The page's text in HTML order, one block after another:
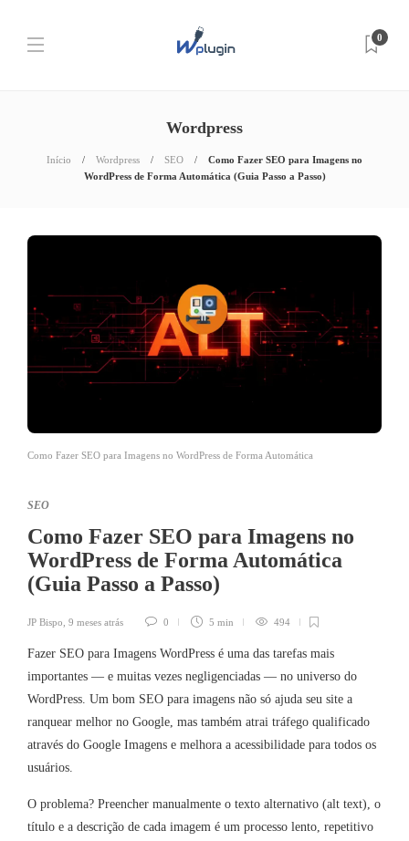
0
Wordpress
Início Wordpress SEO
Como Fazer SEO para Imagens no
WordPress de Forma Automática (Guia Passo a Passo)
Como Fazer SEO para Imagens no WordPress de Forma Automática
SEO
Como Fazer SEO para Imagens no
WordPress de Forma Automática
(Guia Passo a Passo)
JP Bispo 9 meses atrás 0 5 min 494
Fazer SEO para Imagens WordPress é uma das tarefas mais
importantes — e muitas vezes negligenciadas — no universo do
WordPress. Um bom SEO para imagens não só ajuda seu site a
ranquear melhor no Google, mas também atrai tráfego qualificado
através do Google Imagens e melhora a acessibilidade para todos os
usuários.
O problema? Preencher manualmente o texto alternativo (alt text), o
título e a descrição de cada imagem é um processo lento, repetitivo